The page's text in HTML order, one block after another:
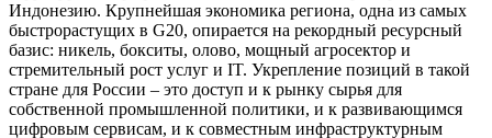
Индонезию. Крупнейшая экономика региона, одна из самых
быстрорастущих в G20, опирается на рекордный ресурсный
базис: никель, бокситы, олово, мощный агросектор и
стремительный рост услуг и IT. Укрепление позиций в такой
стране для России – это доступ и к рынку сырья для
собственной промышленной политики, и к развивающимся
цифровым сервисам, и к совместным инфраструктурным